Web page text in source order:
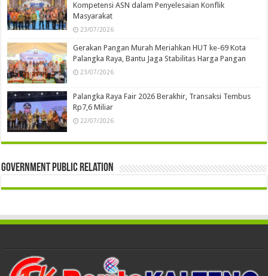
Kompetensi ASN dalam Penyelesaian Konflik
Masyarakat
23/07/2026
Gerakan Pangan Murah Meriahkan HUT ke-69 Kota
Palangka Raya, Bantu Jaga Stabilitas Harga Pangan
23/07/2026
Palangka Raya Fair 2026 Berakhir, Transaksi Tembus
Rp7,6 Miliar
22/07/2026
Government Public Relation